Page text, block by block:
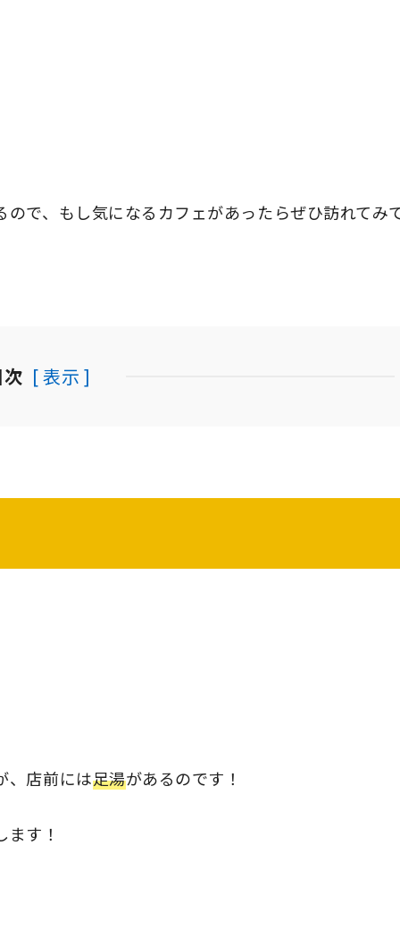
で、もし気になるカフェがあったらぜひ訪れてみ
[ 表示 ]
、店前には足湯があるのです！
す！